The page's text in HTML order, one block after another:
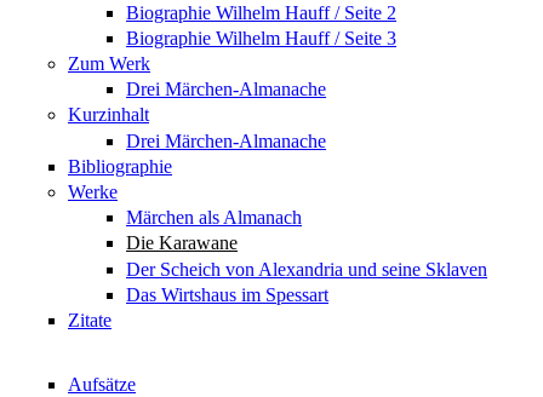
Biographie Wilhelm Hauff / Seite 2
Biographie Wilhelm Hauff / Seite 3
Zum Werk
Drei Märchen-Almanache
Kurzinhalt
Drei Märchen-Almanache
Bibliographie
Werke
Märchen als Almanach
Die Karawane
Der Scheich von Alexandria und seine Sklaven
Das Wirtshaus im Spessart
Zitate
Aufsätze